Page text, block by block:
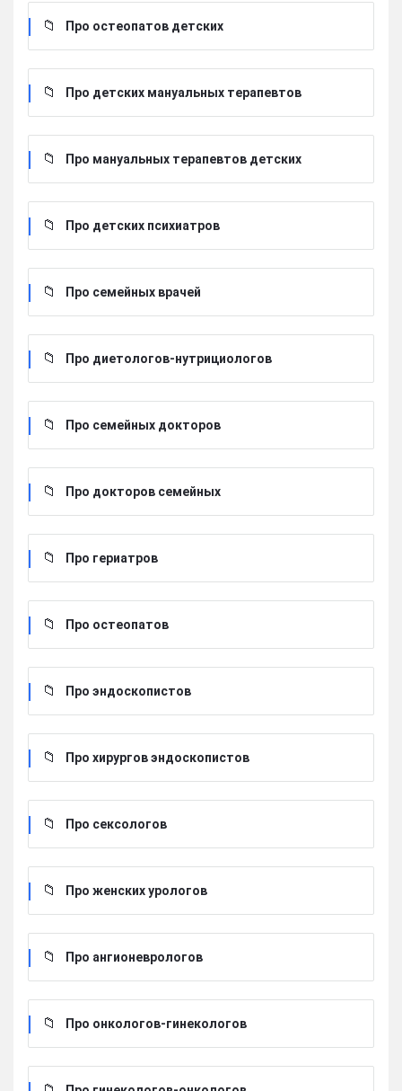
Про остеопатов детских
Про детских мануальных терапевтов
Про мануальных терапевтов детских
Про детских психиатров
Про семейных врачей
Про диетологов-нутрициологов
Про семейных докторов
Про докторов семейных
Про гериатров
Про остеопатов
Про эндоскопистов
Про хирургов эндоскопистов
Про сексологов
Про женских урологов
Про ангионеврологов
Про онкологов-гинекологов